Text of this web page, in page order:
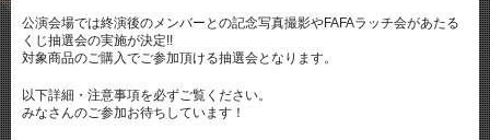
公演会場では終演後のメンバーとの記念写真撮影やFAFAラッチ会があたる
くじ抽選会の実施が決定!!
対象商品のご購入でご参加頂ける抽選会となります。
以下詳細・注意事項を必ずご覧ください。
みなさんのご参加お待ちしています！